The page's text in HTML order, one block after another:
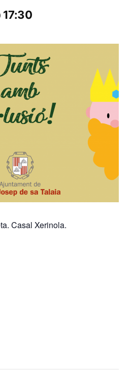
17:30
Casal Xerinola.